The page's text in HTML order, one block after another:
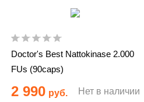
Doctor's Best Nattokinase 2.000
FUs (90caps)
2 990 руб. Нет в наличии